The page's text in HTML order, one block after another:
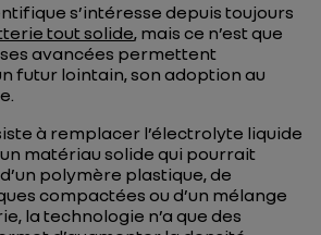
s’intéresse depuis toujours
tout solide, mais ce n’est que
ses avancées permettent
futur lointain, son adoption au
à remplacer l’électrolyte liquide
matériau solide qui pourrait
polymère plastique, de
compactées ou d’un mélange
la technologie n’a que des